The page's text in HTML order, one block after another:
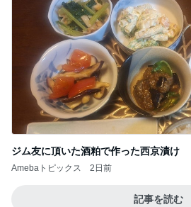
ジム友に頂いた酒粕で作った西京漬け
Amebaトピックス 2日前
記事を読む